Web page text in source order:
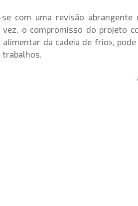
se com uma revisão
vez, o compromisso do projeto
da cadeia de frio»,
trabalhos.